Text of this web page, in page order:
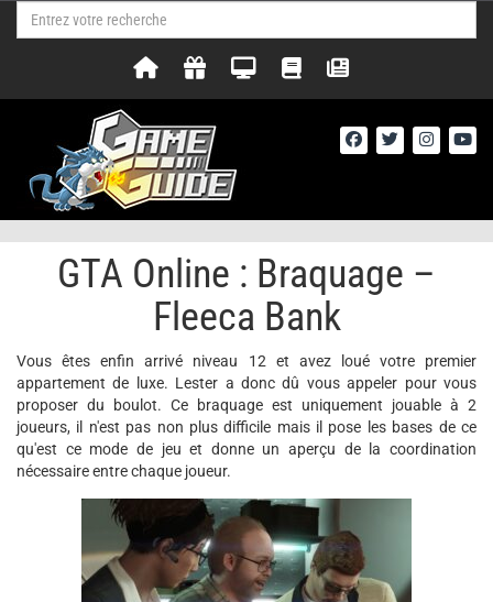
GTA Online : Braquage –
Fleeca Bank
Vous êtes enfin arrivé niveau 12 et avez loué votre premier
appartement de luxe. Lester a donc dû vous appeler pour vous
proposer du boulot. Ce braquage est uniquement jouable à 2
joueurs, il n'est pas non plus difficile mais il pose les bases de ce
qu'est ce mode de jeu et donne un aperçu de la coordination
nécessaire entre chaque joueur.